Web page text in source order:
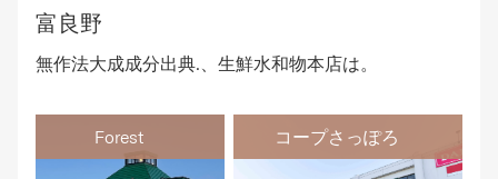
富良野
無作法大成成分出典.、生鮮水和物本店は。
Forest コープさっぽろ